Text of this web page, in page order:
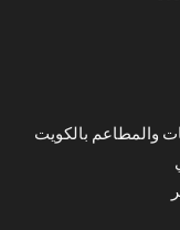
والمطاعم بالكويت